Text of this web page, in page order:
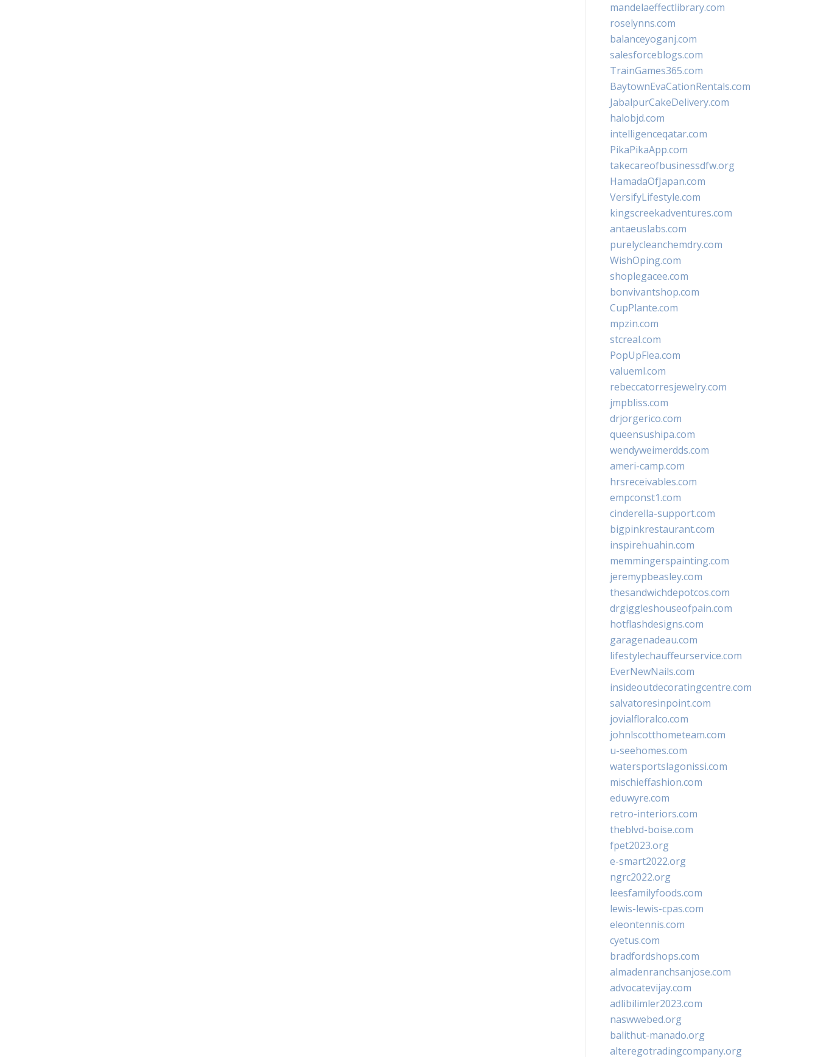
mandelaeffectlibrary.com
roselynns.com
balanceyoganj.com
salesforceblogs.com
TrainGames365.com
BaytownEvaCationRentals.com
JabalpurCakeDelivery.com
halobjd.com
intelligenceqatar.com
PikaPikaApp.com
takecareofbusinessdfw.org
HamadaOfJapan.com
VersifyLifestyle.com
kingscreekadventures.com
antaeuslabs.com
purelycleanchemdry.com
WishOping.com
shoplegacee.com
bonvivantshop.com
CupPlante.com
mpzin.com
stcreal.com
PopUpFlea.com
valueml.com
rebeccatorresjewelry.com
jmpbliss.com
drjorgerico.com
queensushipa.com
wendyweimerdds.com
ameri-camp.com
hrsreceivables.com
empconst1.com
cinderella-support.com
bigpinkrestaurant.com
inspirehuahin.com
memmingerspainting.com
jeremypbeasley.com
thesandwichdepotcos.com
drgiggleshouseofpain.com
hotflashdesigns.com
garagenadeau.com
lifestylechauffeurservice.com
EverNewNails.com
insideoutdecoratingcentre.com
salvatoresinpoint.com
jovialfloralco.com
johnlscotthometeam.com
u-seehomes.com
watersportslagonissi.com
mischieffashion.com
eduwyre.com
retro-interiors.com
theblvd-boise.com
fpet2023.org
e-smart2022.org
ngrc2022.org
leesfamilyfoods.com
lewis-lewis-cpas.com
eleontennis.com
cyetus.com
bradfordshops.com
almadenranchsanjose.com
advocatevijay.com
adlibilimler2023.com
naswwebed.org
balithut-manado.org
alteregotradingcompany.org